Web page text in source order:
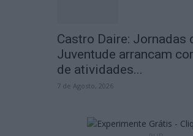
Castro Daire: Jornadas
Juventude arrancam
de atividades...
7 de Agosto, 2026